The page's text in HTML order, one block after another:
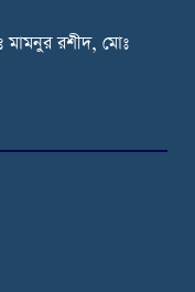
মামনুর রশীদ, মোঃ